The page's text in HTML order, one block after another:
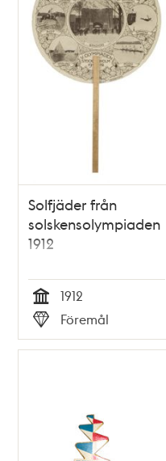
Solfjäder från
solskensolympiaden
1912
Tid
1912
Typ
Föremål